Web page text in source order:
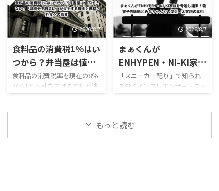
本美穂さんは2026年3月、東京
地検から不起訴処分とされて
います。 ...
行人に中身を当てさせるよう
装いながら胸を触らせ、その
様子を動 ...
た？」 「現在は何をしてい
る？」 「堂本光一と結婚する
ために退所した？」 「10年愛
はまだ続いている？」 「堂本
光一の結婚相手は佐藤めぐ
み？」 といった検索が続いて
います。 佐藤めぐみさんは
2025年9月30日をもってスター
ダストプロモーションとの契
では長年支えてくれた人への感
謝を伝えた一方、今後も女優
で高級ぶどう「シャインマス
カット」約400房、時価約80万
円相当が盗まれていることが
判明。 さらに佐賀県伊万里市
では、県を代表するブランド
いちご「いちごさん」の苗約
2000株が育苗ハウスから盗ま
れました。 わずか数週間前に
は、福岡県うきは市でも収穫
約200万円相当が盗まれ、被害
農家が2年連続の盗難を理由に
2026/8/7
食料品の消費税1％はい
つから？弁当屋は値下
げしない？「減税分を
利益に」が炎上する理
響
食料品の消費税率を現在の8％
から1％へ引き下げる方針が決
まり、「いつから安くなる？」
まっています。 政府は2026年8
月5日、飲食料品の消費税率を
2026/8/7
まぁくんが
ENHYPEN・NI-KI家族
を脅迫し謝罪！殺害予
告騒動とみなちゃんと
「スニーカー配り」で知られ
るSNSインフルエンサー・まぁ
くんが、韓国の人気ボーイズ
と、その家族を標的にするよう
なInstagramストーリーを投稿
もっと読む